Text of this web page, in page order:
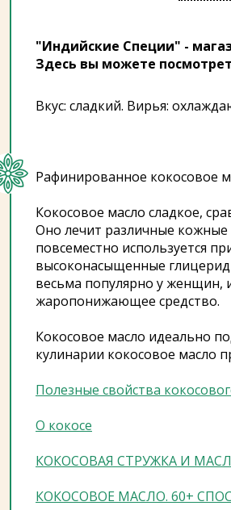
"Индийские Специи" -
Здесь вы можете
Вкус: сладкий. Вирья:
Рафинированное кокосовое
Кокосовое масло сладкое,
Оно лечит различные
повсеместно используется
высоконасыщенные
весьма популярно у женщин,
жаропонижающее средство.
Кокосовое масло идеально
кулинарии кокосовое масло
Полезные свойства
О кокосе
КОКОСОВАЯ СТРУЖКА И
КОКОСОВОЕ МАСЛО. 60+